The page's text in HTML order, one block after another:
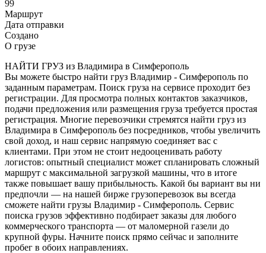
99
Маршрут
Дата отправки
Создано
О грузе
НАЙТИ ГРУЗ из Владимира в Симферополь
Вы можете быстро найти груз Владимир - Симферополь по
заданным параметрам. Поиск груза на сервисе проходит без
регистрации. Для просмотра полных контактов заказчиков,
подачи предложения или размещения груза требуется простая
регистрация. Многие перевозчики стремятся найти груз из
Владимира в Симферополь без посредников, чтобы увеличить
свой доход, и наш сервис напрямую соединяет вас с
клиентами. При этом не стоит недооценивать работу
логистов: опытный специалист может спланировать сложный
маршрут с максимальной загрузкой машины, что в итоге
также повышает вашу прибыльность. Какой бы вариант вы ни
предпочли — на нашей бирже грузоперевозок вы всегда
сможете найти грузы Владимир - Симферополь. Сервис
поиска грузов эффективно подбирает заказы для любого
коммерческого транспорта — от маломерной газели до
крупной фуры. Начните поиск прямо сейчас и заполните
пробег в обоих направлениях.